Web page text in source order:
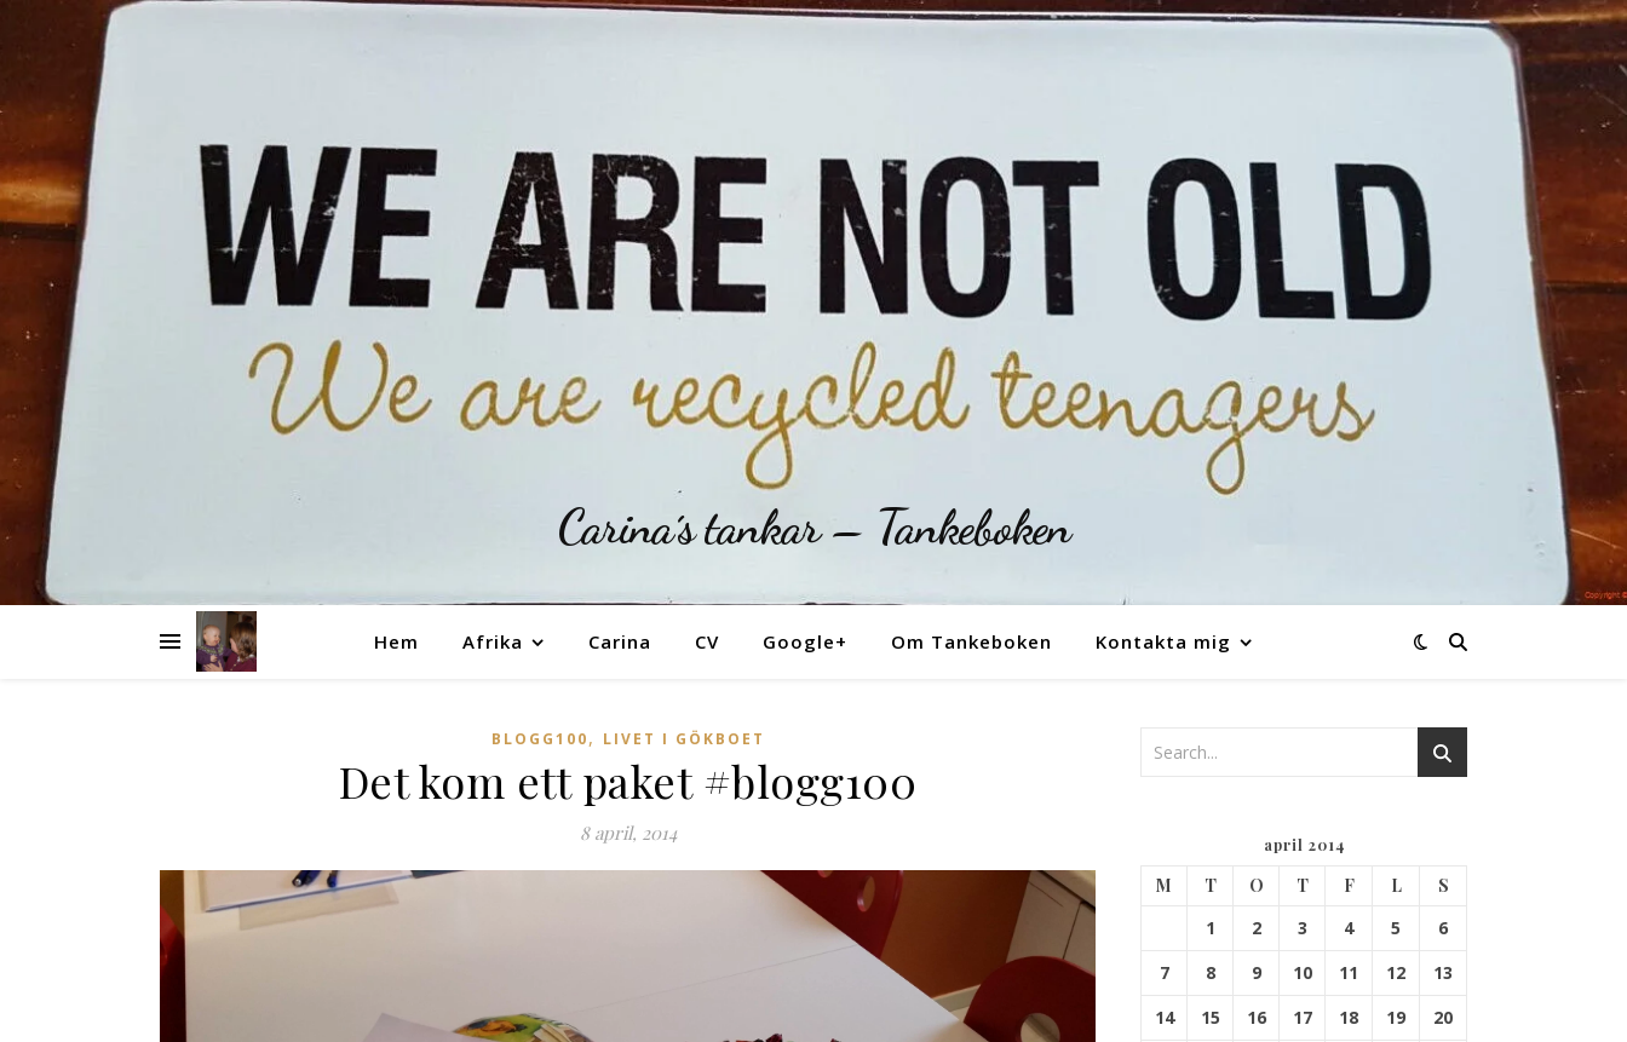
Carina´s tankar – Tankeboken
Hem Afrika Carina CV Google+ Om Tankeboken Kontakta mig
BLOGG100, LIVET I GÖKBOET
Det kom ett paket #blogg100
8 april, 2014 april 2014
M T O T F L
S
1
2 3 4 5
6
7
8 9 10 11 12
13
14
15 16 17 18 19
20